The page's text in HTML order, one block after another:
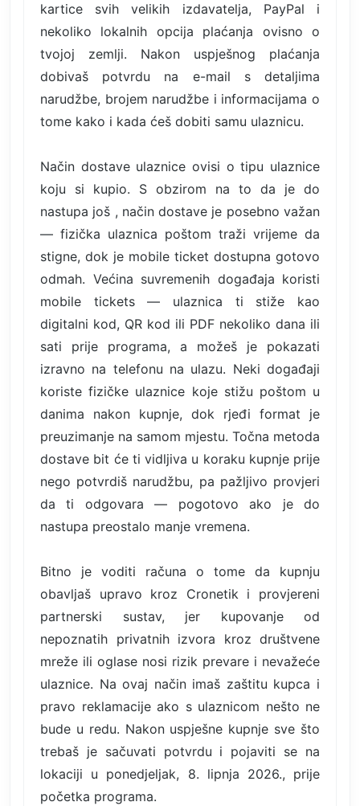
kartice svih velikih izdavatelja, PayPal i
nekoliko lokalnih opcija plaćanja ovisno o
tvojoj zemlji. Nakon uspješnog plaćanja
dobivaš potvrdu na e-mail s detaljima
narudžbe, brojem narudžbe i informacijama o
tome kako i kada ćeš dobiti samu ulaznicu.
Način dostave ulaznice ovisi o tipu ulaznice
koju si kupio. S obzirom na to da je do
nastupa još , način dostave je posebno važan
— fizička ulaznica poštom traži vrijeme da
stigne, dok je mobile ticket dostupna gotovo
odmah. Većina suvremenih događaja koristi
mobile tickets — ulaznica ti stiže kao
digitalni kod, QR kod ili PDF nekoliko dana ili
sati prije programa, a možeš je pokazati
izravno na telefonu na ulazu. Neki događaji
koriste fizičke ulaznice koje stižu poštom u
danima nakon kupnje, dok rjeđi format je
preuzimanje na samom mjestu. Točna metoda
dostave bit će ti vidljiva u koraku kupnje prije
nego potvrdiš narudžbu, pa pažljivo provjeri
da ti odgovara — pogotovo ako je do
nastupa preostalo manje vremena.
Bitno je voditi računa o tome da kupnju
obavljaš upravo kroz Cronetik i provjereni
partnerski sustav, jer kupovanje od
nepoznatih privatnih izvora kroz društvene
mreže ili oglase nosi rizik prevare i nevažeće
ulaznice. Na ovaj način imaš zaštitu kupca i
pravo reklamacije ako s ulaznicom nešto ne
bude u redu. Nakon uspješne kupnje sve što
trebaš je sačuvati potvrdu i pojaviti se na
lokaciji u ponedjeljak, 8. lipnja 2026., prije
početka programa.